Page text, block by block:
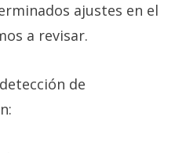
ajustes en el
a revisar.
de